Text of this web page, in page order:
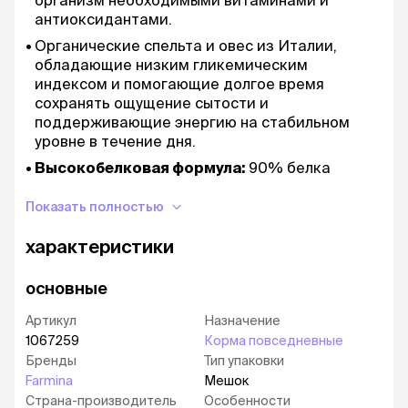
антиоксидантами.
Органические спельта и овес из Италии,
обладающие низким гликемическим
индексом и помогающие долгое время
сохранять ощущение сытости и
поддерживающие энергию на стабильном
уровне в течение дня.
Высокобелковая формула: 90% белка
необходим для развития мышц и
Инновационные разработки:
ветеринарами и соответствует разным фазам
животных.
Комплексное питание:сбалансированный
рацион с тропическими фруктами и злаками.
Качество:в наших кормах используются
Показать полностью
характеристики
основные
Артикул
1067259
Бренды
Farmina
Страна-производитель
Назначение
Корма повседневные
Тип упаковки
Мешок
Особенности